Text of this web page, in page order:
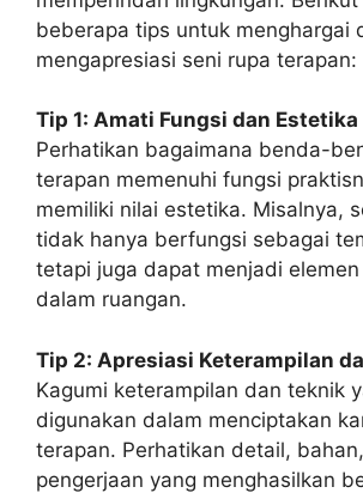
beberapa tips untuk menghargai
mengapresiasi seni rupa terapan:
Tip 1: Amati Fungsi dan Estetika
Perhatikan bagaimana benda-
terapan memenuhi fungsi
memiliki nilai estetika. Misalnya,
tidak hanya berfungsi sebagai
tetapi juga dapat menjadi
dalam ruangan.
Tip 2: Apresiasi Keterampilan
Kagumi keterampilan dan teknik
digunakan dalam menciptakan
terapan. Perhatikan detail,
pengerjaan yang menghasilkan